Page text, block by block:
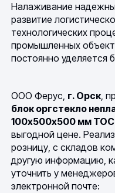
Налаживание
развитие
технологических
промышленных
постоянно уделяется
ООО Ферус, г. Орск,
блок оргстекло
100х500х500 мм
выгодной цене.
розницу, с складов
другую информацию,
уточнить у
электронной почте: